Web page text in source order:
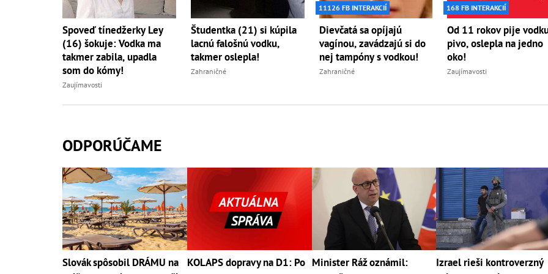
Spoveď tínedžerky Ley
(16) šokuje: Vodka ma
takmer zabila, upadla
som do kómy!
Zaujímavosti
Študentka (21) si kúpila
lacnú falošnú vodku,
takmer oslepla!
Zahraničné
11126 FB INTERAKCIÍ
Dievčatá sa opíjajú
vagínou, zavádzajú si do
nej tampóny s vodkou!
Zahraničné
168 FB INTERAKCIÍ
Od 11 rokov pije
pivo, oslepla na jedno
oko!
Zaujímavosti
ODPORÚČAME
Slovák spôsobil DRÁMU na
KOLAPS dopravy na D1: Po Minister Ráž oznámil:
Izrael rieši kontroverzný